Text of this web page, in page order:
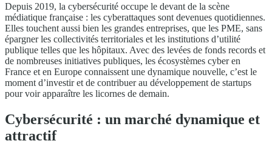
Depuis 2019, la cybersécurité occupe le devant de la scène
médiatique française : les cyberattaques sont devenues quotidiennes.
Elles touchent aussi bien les grandes entreprises, que les PME, sans
épargner les collectivités territoriales et les institutions d’utilité
publique telles que les hôpitaux. Avec des levées de fonds records et
de nombreuses initiatives publiques, les écosystèmes cyber en
France et en Europe connaissent une dynamique nouvelle, c’est le
moment d’investir et de contribuer au développement de startups
pour voir apparaître les licornes de demain.
Cybersécurité : un marché dynamique et
attractif